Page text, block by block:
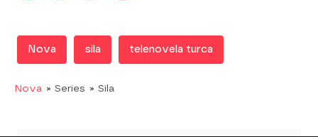
Nova sila telenovela turca
Nova » Series » Sila